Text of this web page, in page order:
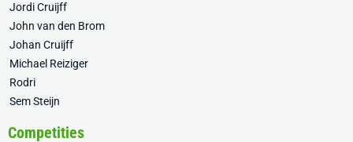
Jordi Cruijff
John van den Brom
Johan Cruijff
Michael Reiziger
Rodri
Sem Steijn
Competities